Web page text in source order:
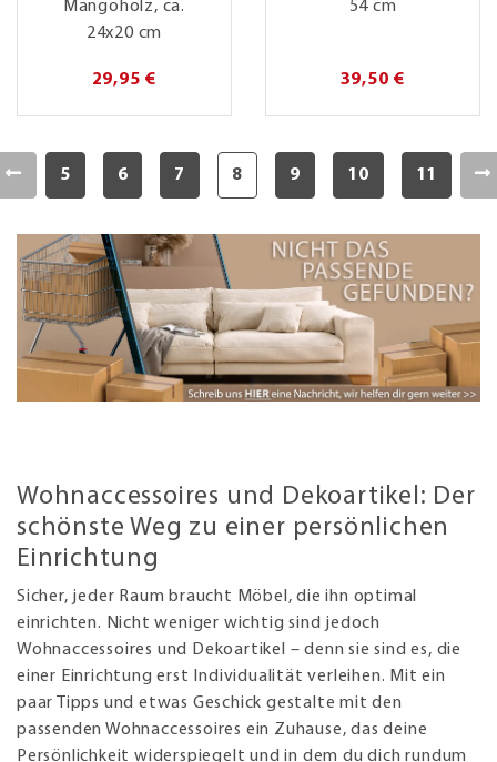
Mangoholz, ca.
24x20 cm
29,95 €
54 cm
39,50 €
5 6 7 8 9 10 11
Wohnaccessoires und Dekoartikel: Der
schönste Weg zu einer persönlichen
Einrichtung
Sicher, jeder Raum braucht Möbel, die ihn optimal
einrichten. Nicht weniger wichtig sind jedoch
Wohnaccessoires und Dekoartikel – denn sie sind es, die
einer Einrichtung erst Individualität verleihen. Mit ein
paar Tipps und etwas Geschick gestalte mit den
passenden Wohnaccessoires ein Zuhause, das deine
Persönlichkeit widerspiegelt und in dem du dich rundum